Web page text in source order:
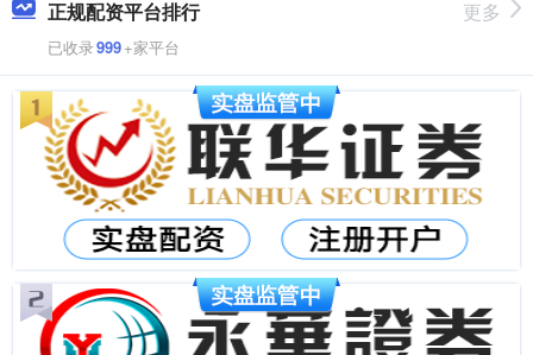
正规配资平台排行
已收录999+家平台
更多